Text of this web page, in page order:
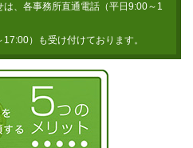
、各事務所直通電話（平日9:00～1
）も受け付けております。